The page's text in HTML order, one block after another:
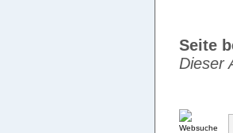
Seite
Dieser